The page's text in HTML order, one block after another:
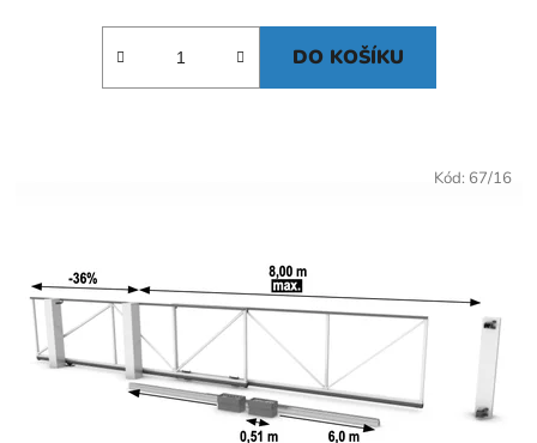
DO KOŠÍKU
Kód: 67/16